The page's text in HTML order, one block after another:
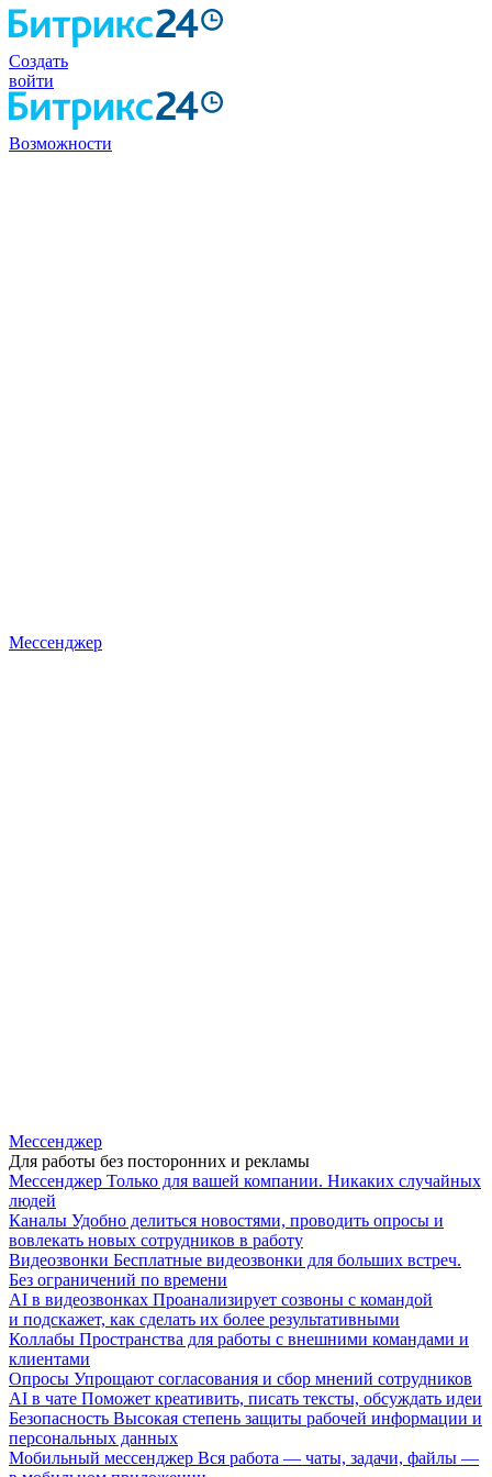
Создать
войти
Возможности
Мессенджер
Мессенджер
Для работы без посторонних и рекламы
Мессенджер Только для вашей компании. Никаких случайных
людей
Каналы Удобно делиться новостями, проводить опросы и
вовлекать новых сотрудников в работу
Видеозвонки Бесплатные видеозвонки для больших встреч.
Без ограничений по времени
AI в видеозвонках Проанализирует созвоны с командой
и подскажет, как сделать их более результативными
Коллабы Пространства для работы с внешними командами и
клиентами
Опросы Упрощают согласования и сбор мнений сотрудников
AI в чате Поможет креативить, писать тексты, обсуждать идеи
Безопасность Высокая степень защиты рабочей информации и
персональных данных
Мобильный мессенджер Вся работа — чаты, задачи, файлы —